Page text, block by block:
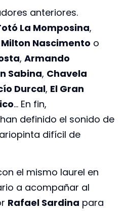
anteriores.
La Momposina,
Milton Nascimento o
, Armando
Sabina, Chavela
Durcal, El Gran
… En fin,
definido el sonido de
difícil de
el mismo laurel en
a acompañar al
Rafael Sardina para